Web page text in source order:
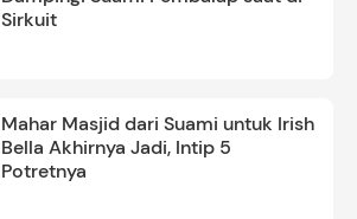
Sirkuit
Mahar Masjid dari Suami untuk Irish
Bella Akhirnya Jadi, Intip 5
Potretnya